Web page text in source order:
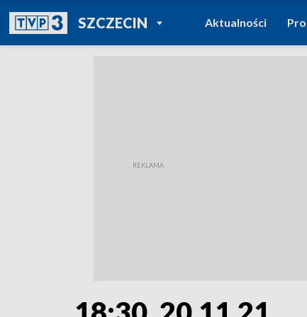
SZCZECINPOWRÓT DO
TVP REGIONY
Aktualności